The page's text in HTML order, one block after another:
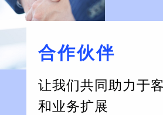
合作伙伴
让我们共同助力于
和业务扩展